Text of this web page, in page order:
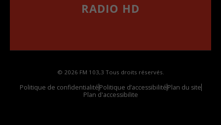
RADIO HD
© 2026 FM 103,3 Tous droits réservés.
Politique de confidentialitéPolitique d’accessibilitéPlan du site
Plan d'accessibilite